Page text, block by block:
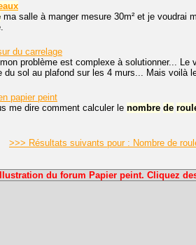
ma salle à manger mesure 30m² et je voudrai
du carrelage
problème est complexe à solutionner...
du sol au plafond sur les 4 murs... Mais voilà
papier peint
me dire comment calculer le nombre de
>>> Résultats suivants pour : Nombre de
du forum Papier peint. Cliquez